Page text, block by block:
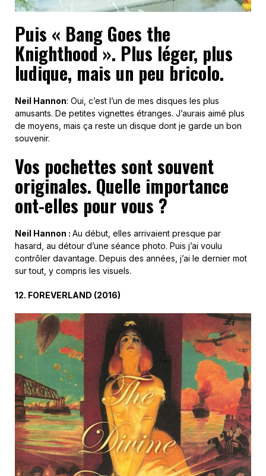
Puis « Bang Goes the
Knighthood ». Plus léger, plus
ludique, mais un peu bricolo.
Neil Hannon: Oui, c’est l’un de mes disques les plus
amusants. De petites vignettes étranges. J’aurais aimé plus
de moyens, mais ça reste un disque dont je garde un bon
souvenir.
Vos pochettes sont souvent
originales. Quelle importance
ont-elles pour vous ?
Neil Hannon : Au début, elles arrivaient presque par
hasard, au détour d’une séance photo. Puis j’ai voulu
contrôler davantage. Depuis des années, j’ai le dernier mot
sur tout, y compris les visuels.
12. FOREVERLAND (2016)